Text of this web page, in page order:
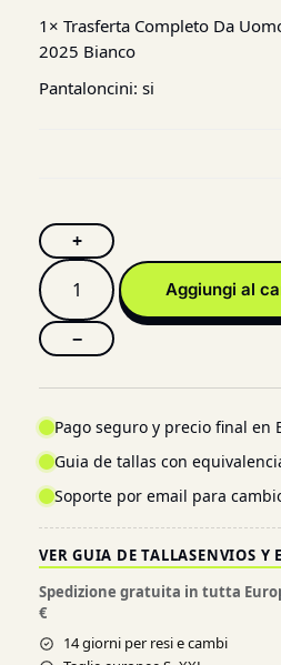
1× Trasferta Completo Da
2025 Bianco
Pantaloncini: si
+
−
Aggiungi al
Pago seguro y precio final en
Guia de tallas con
Soporte por email para
VER GUIA DE TALLASENVIOS Y
Spedizione gratuita in tutta
€
14 giorni per resi e cambi